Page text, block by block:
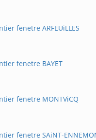
fenetre ARFEUiLLES
fenetre BAYET
fenetre MONTViCQ
fenetre SAiNT-